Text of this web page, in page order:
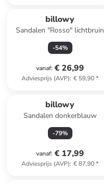
billowy
Sandalen "Rosso" lichtbruin
-54%
vanaf: € 26,99
Adviesprijs (AVP): € 59,90*
billowy
Sandalen donkerblauw
-79%
vanaf: € 17,99
Adviesprijs (AVP): € 87,90*